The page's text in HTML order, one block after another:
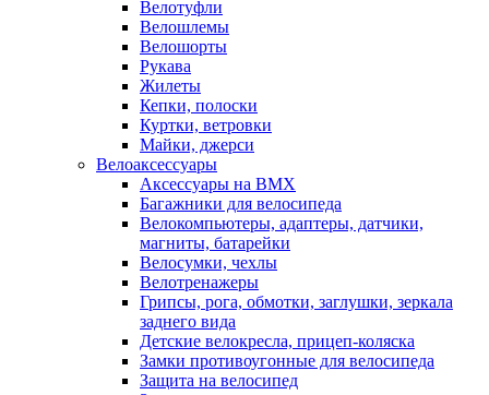
Велотуфли
Велошлемы
Велошорты
Рукава
Жилеты
Кепки, полоски
Куртки, ветровки
Майки, джерси
Велоаксессуары
Аксессуары на BMX
Багажники для велосипеда
Велокомпьютеры, адаптеры, датчики,
магниты, батарейки
Велосумки, чехлы
Велотренажеры
Грипсы, рога, обмотки, заглушки, зеркала
заднего вида
Детские велокресла, прицеп-коляска
Замки противоугонные для велосипеда
Защита на велосипед